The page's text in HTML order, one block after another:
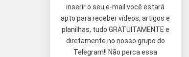
inserir o seu e-mail você estará
apto para receber vídeos, artigos e
planilhas, tudo GRATUITAMENTE e
diretamente no nosso grupo do
Telegram!! Não perca essa